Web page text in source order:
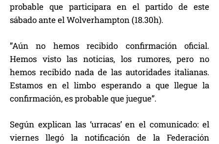
probable que participara en el partido de este
sábado ante el Wolverhampton (18.30h).
”Aún no hemos recibido confirmación oficial.
Hemos visto las noticias, los rumores, pero no
hemos recibido nada de las autoridades italianas.
Estamos en el limbo esperando a que llegue la
confirmación, es probable que juegue”.
Según explican las ‘urracas’ en el comunicado: el
viernes llegó la notificación de la Federación